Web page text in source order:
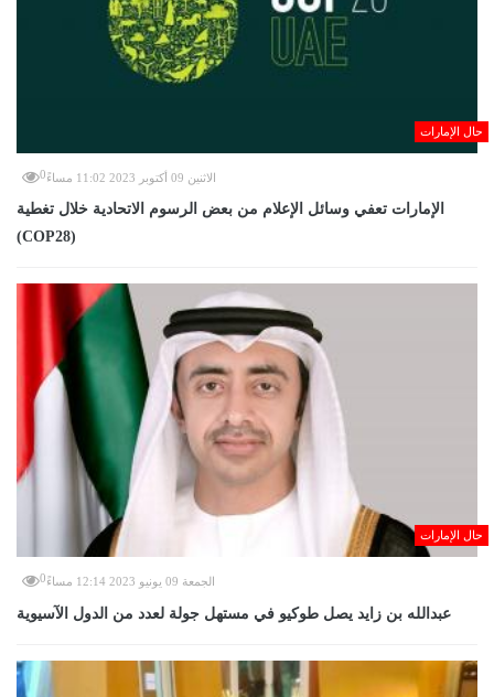
حال الإمارات
الاثنين 09 أكتوبر 2023 11:02 مساءً 0
الإمارات تعفي وسائل الإعلام من بعض الرسوم الاتحادية خلال تغطية
(COP28)
حال الإمارات
الجمعة 09 يونيو 2023 12:14 مساءً 0
عبدالله بن زايد يصل طوكيو في مستهل جولة لعدد من الدول الآسيوية